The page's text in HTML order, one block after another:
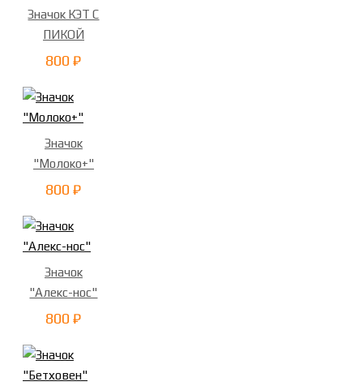
Значок КЭТ С
ПИКОЙ
800 ₽
Значок
"Молоко+"
800 ₽
Значок
"Алекс-нос"
800 ₽